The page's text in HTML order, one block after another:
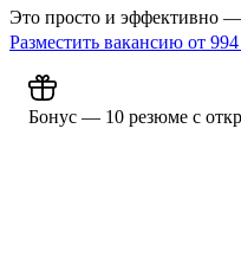
Это просто и эффективно
Разместить вакансию от 994
Бонус — 10 резюме с